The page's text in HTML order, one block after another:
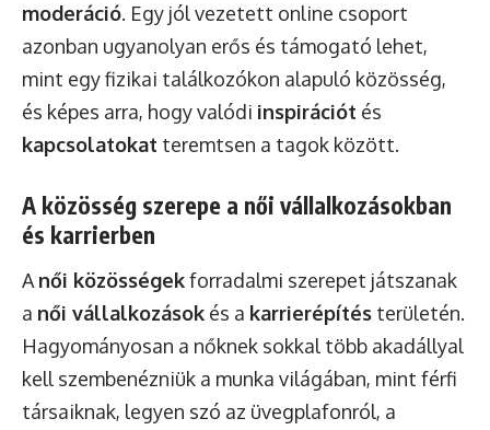
moderáció. Egy jól vezetett online csoport
azonban ugyanolyan erős és támogató lehet,
mint egy fizikai találkozókon alapuló közösség,
és képes arra, hogy valódi inspirációt és
kapcsolatokat teremtsen a tagok között.
A közösség szerepe a női vállalkozásokban
és karrierben
A női közösségekforradalmi szerepet játszanak
a női vállalkozások és a karrierépítés területén.
Hagyományosan a nőknek sokkal több akadállyal
kell szembenézniük a munka világában, mint férfi
társaiknak, legyen szó az üvegplafonról, a